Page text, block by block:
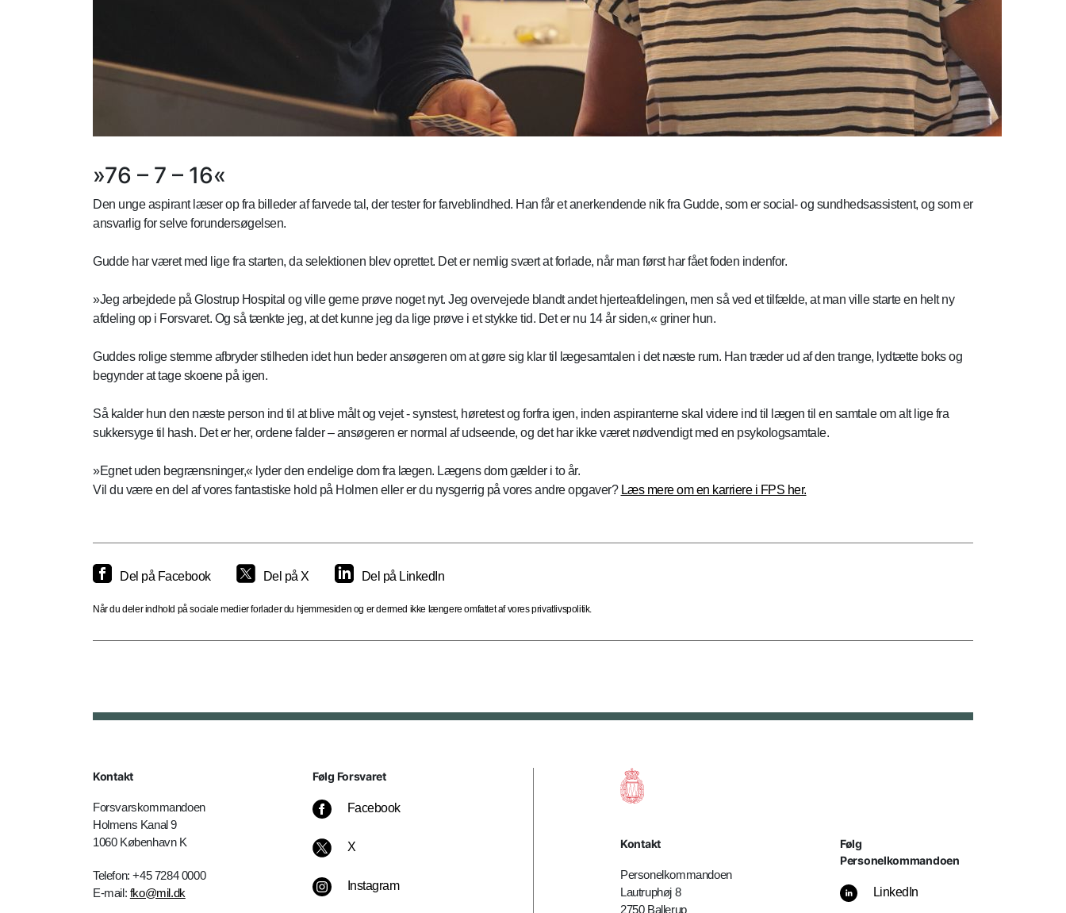
»76 – 7 – 16«
Den unge aspirant læser op fra billeder af farvede tal, der tester for farveblindhed. Han får et anerkendende nik fra Gudde, som er social- og sundhedsassistent, og som er
ansvarlig for selve forundersøgelsen.
Gudde har været med lige fra starten, da selektionen blev oprettet. Det er nemlig svært at forlade, når man først har fået foden indenfor.
»Jeg arbejdede på Glostrup Hospital og ville gerne prøve noget nyt. Jeg overvejede blandt andet hjerteafdelingen, men så ved et tilfælde, at man ville starte en helt ny
afdeling op i Forsvaret. Og så tænkte jeg, at det kunne jeg da lige prøve i et stykke tid. Det er nu 14 år siden,« griner hun.
Guddes rolige stemme afbryder stilheden idet hun beder ansøgeren om at gøre sig klar til lægesamtalen i det næste rum. Han træder ud af den trange, lydtætte boks og
begynder at tage skoene på igen.
Så kalder hun den næste person ind til at blive målt og vejet - synstest, høretest og forfra igen, inden aspiranterne skal videre ind til lægen til en samtale om alt lige fra
sukkersyge til hash. Det er her, ordene falder – ansøgeren er normal af udseende, og det har ikke været nødvendigt med en psykologsamtale.
»Egnet uden begrænsninger,« lyder den endelige dom fra lægen. Lægens dom gælder i to år.
Vil du være en del af vores fantastiske hold på Holmen eller er du nysgerrig på vores andre opgaver? Læs mere om en karriere i FPS her.
Del på Facebook Del på X Del på LinkedIn
Når du deler indhold på sociale medier forlader du hjemmesiden og er dermed ikke længere omfattet af vores privatlivspolitik.
Kontakt
Forsvarskommandoen
Holmens Kanal 9
1060 København K
Telefon: +45 7284 0000
E-mail: fko@mil.dk
Følg Forsvaret
Facebook
X
Instagram
Kontakt
Personelkommandoen
Lautruphøj 8
2750 Ballerup
Følg
Personelkommandoen
LinkedIn